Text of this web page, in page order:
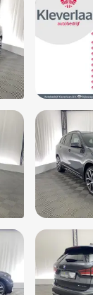
verstelbaar
verwarmbaar